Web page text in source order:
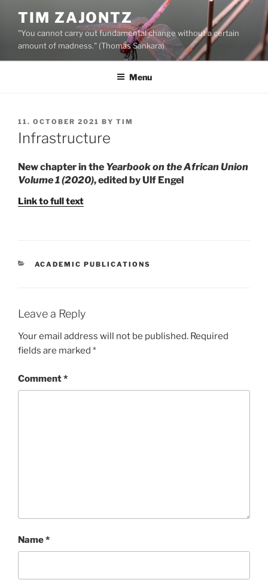
content
TIM ZAJONTZ
"You cannot carry out fundamental change without a certain
amount of madness." (Thomas Sankara)
Menu
POSTED
ON
11. OCTOBER 2021 BY TIM
Infrastructure
New chapter in the Yearbook on the African Union
Volume 1 (2020), edited by Ulf Engel
Link to full text
CATEGORIES
ACADEMIC PUBLICATIONS
Leave a Reply
Your email address will not be published. Required
fields are marked *
Comment*
Name*